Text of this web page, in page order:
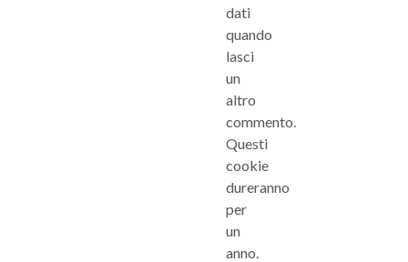
dati
quando
lasci
un
altro
commento.
Questi
cookie
dureranno
per
un
anno.